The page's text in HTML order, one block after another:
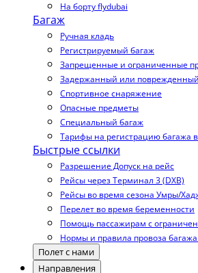
На борту flydubai
Багаж
Ручная кладь
Регистрируемый багаж
Запрещенные и ограниченные
Задержанный или
Спортивное снаряжение
Опасные предметы
Специальный багаж
Тарифы на регистрацию багажа в
Быстрые ссылки
Разрешение Допуск на рейс
Рейсы через Терминал 3 (DXB)
Рейсы во время сезона Умры/
Перелет во время беременности
Помощь пассажирам с
Нормы и правила провоза
Полет с нами
Направления